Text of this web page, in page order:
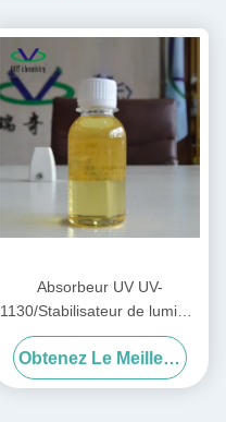
Absorbeur UV UV-
1130/Stabilisateur de lumière
1130 CAS:104810-48-2 pour
encre/peinture/revêtement/acide
acrylique
Obtenez Le Meilleur Prix